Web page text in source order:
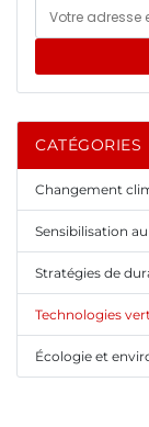
CATÉGORIES
Changement
Sensibilisation
Stratégies de
Technologies
Écologie et